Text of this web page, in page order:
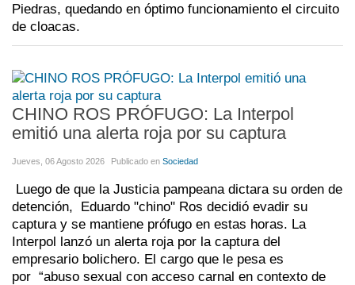
Piedras, quedando en óptimo funcionamiento el circuito
de cloacas.
CHINO ROS PRÓFUGO: La Interpol
emitió una alerta roja por su captura
Jueves, 06 Agosto 2026 Publicado en Sociedad
Luego de que la Justicia pampeana dictara su orden de
detención, Eduardo "chino" Ros decidió evadir su
captura y se mantiene prófugo en estas horas. La
Interpol lanzó un alerta roja por la captura del
empresario bolichero. El cargo que le pesa es
por “abuso sexual con acceso carnal en contexto de